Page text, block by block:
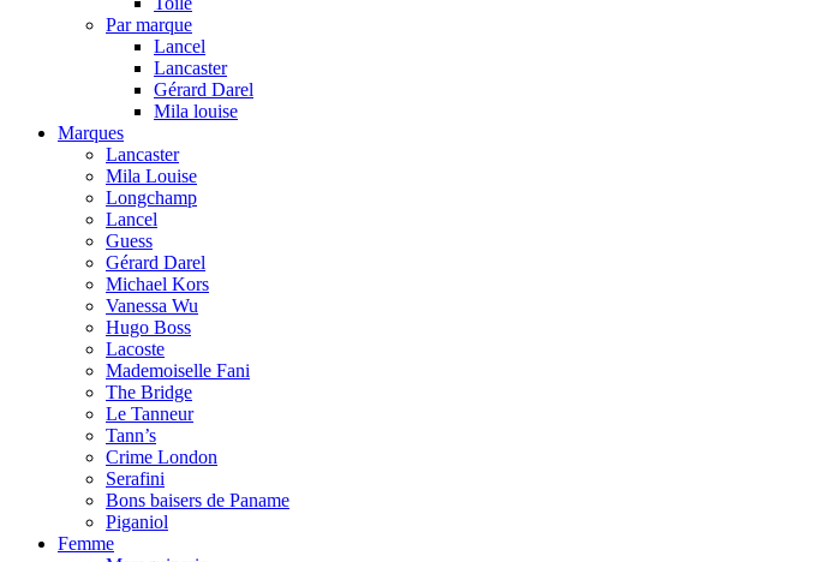
Par marque
Lancel
Lancaster
Gérard Darel
Mila louise
Marques
Lancaster
Mila Louise
Longchamp
Lancel
Guess
Gérard Darel
Michael Kors
Vanessa Wu
Hugo Boss
Lacoste
Mademoiselle Fani
The Bridge
Le Tanneur
Tann’s
Crime London
Serafini
Bons baisers de Paname
Piganiol
Femme